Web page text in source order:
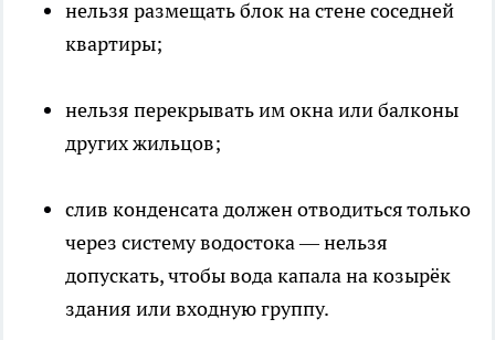
нельзя размещать блок на стене соседней
квартиры;
нельзя перекрывать им окна или балконы
других жильцов;
слив конденсата должен отводиться только
через систему водостока — нельзя
допускать, чтобы вода капала на козырёк
здания или входную группу.